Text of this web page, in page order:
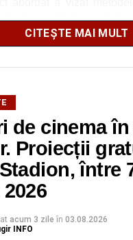
atât în mediul
Polițiștii i-au sfătuit
linkurilor primite prin
în care li se solicită
o rudă ar fi fost
participanții au fost
când sunt abordați pe
încearcă să le
prietenoase, cum
pot ascunde tentative
CITEȘTE MAI MULT
de cinema
Proiecții
între
acum 3 zile în 03.08.2026
INFO